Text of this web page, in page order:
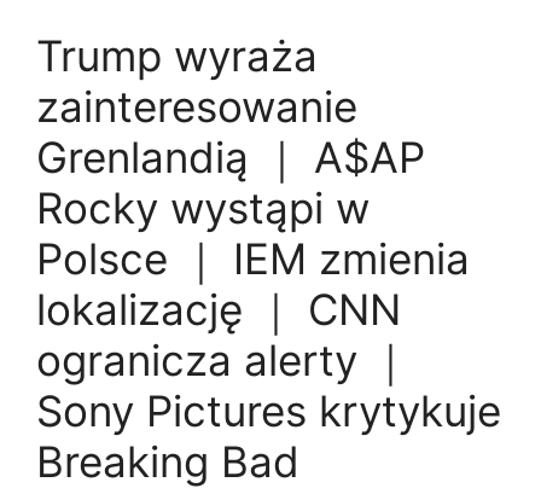
Trump wyraża
zainteresowanie
Grenlandią ｜ A$AP
Rocky wystąpi w
Polsce ｜ IEM zmienia
lokalizację ｜ CNN
ogranicza alerty ｜
Sony Pictures krytykuje
Breaking Bad